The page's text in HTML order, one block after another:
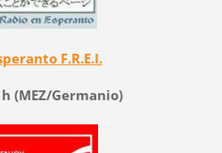
F.R.E.I.
(MEZ/Germanio)